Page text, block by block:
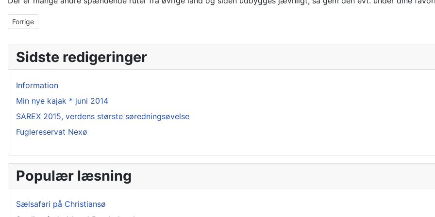
Forrige artikel: Gudenåen - hele turen i SEP 2011
Forrige
Sidste redigeringer
Information
Min nye kajak * juni 2014
SAREX 2015, verdens største søredningsøvelse
Fuglereservat Nexø
Populær læsning
Sælsafari på Christiansø